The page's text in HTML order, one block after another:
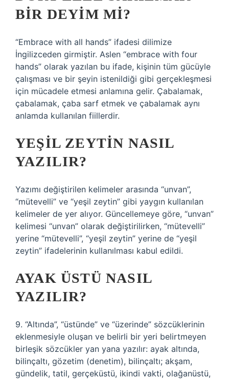
BIR DEYIM MI?
“Embrace with all hands” ifadesi dilimize
İngilizceden girmiştir. Aslen “embrace with four
hands” olarak yazılan bu ifade, kişinin tüm gücüyle
çalışması ve bir şeyin istenildiği gibi gerçekleşmesi
için mücadele etmesi anlamına gelir. Çabalamak,
çabalamak, çaba sarf etmek ve çabalamak aynı
anlamda kullanılan fiillerdir.
YEŞIL ZEYTIN NASIL
YAZILIR?
Yazımı değiştirilen kelimeler arasında “unvan”,
“mütevelli” ve “yeşil zeytin” gibi yaygın kullanılan
kelimeler de yer alıyor. Güncellemeye göre, “unvan”
kelimesi “unvan” olarak değiştirilirken, “mütevelli”
yerine “mütevelli”, “yeşil zeytin” yerine de “yeşil
zeytin” ifadelerinin kullanılması kabul edildi.
AYAK ÜSTÜ NASIL
YAZILIR?
9. “Altında”, “üstünde” ve “üzerinde” sözcüklerinin
eklenmesiyle oluşan ve belirli bir yeri belirtmeyen
birleşik sözcükler yan yana yazılır: ayak altında,
bilinçaltı, gözetim (denetim), bilinçaltı; akşam,
gündelik, tatil, gerçeküstü, ikindi vakti, olağanüstü,